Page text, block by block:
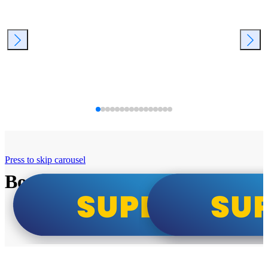
Bosch super cene
Press to skip carousel